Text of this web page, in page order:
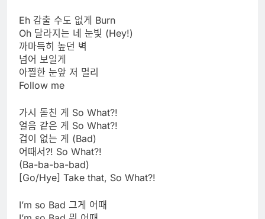
Eh 감출 수도 없게 Burn
Oh 달라지는 네 눈빛 (Hey!)
까마득히 높던 벽
넘어 보일게
아찔한 눈앞 저 멀리
Follow me
가시 돋친 게 So What?!
얼음 같은 게 So What?!
겁이 없는 게 (Bad)
어때서?! So What?!
(Ba-ba-ba-bad)
[Go/Hye] Take that, So What?!
I’m so Bad 그게 어때